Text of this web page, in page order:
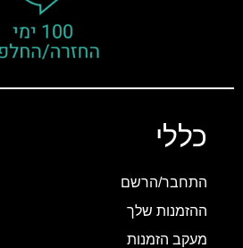
כללי
התחבר/הרשם
ההזמנות שלך
מעקב הזמנות